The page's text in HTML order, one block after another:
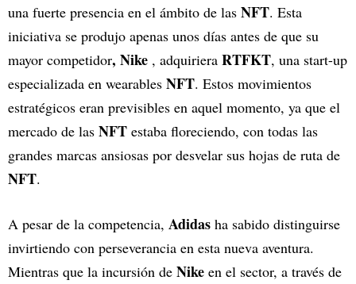
una fuerte presencia en el ámbito de las NFT. Esta
iniciativa se produjo apenas unos días antes de que su
mayor competidor, Nike , adquiriera RTFKT, una start-up
especializada en wearables NFT. Estos movimientos
estratégicos eran previsibles en aquel momento, ya que el
mercado de las NFT estaba floreciendo, con todas las
grandes marcas ansiosas por desvelar sus hojas de ruta de
NFT.
A pesar de la competencia, Adidas ha sabido distinguirse
invirtiendo con perseverancia en esta nueva aventura.
Mientras que la incursión de Nike en el sector, a través de